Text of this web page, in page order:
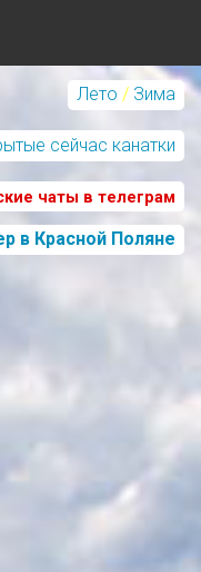
Лето / Зима
сейчас канатки
чаты в телеграм
в Красной Поляне